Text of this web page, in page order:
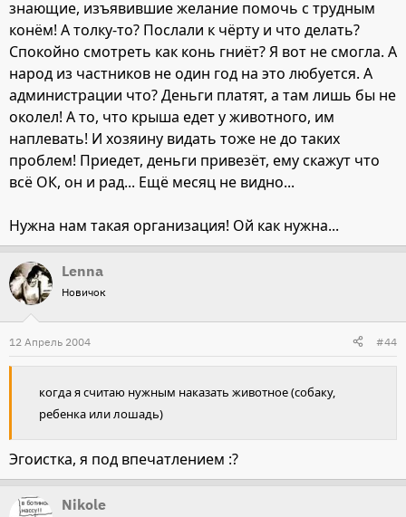
знающие, изъявившие желание помочь с трудным
конём! А толку-то? Послали к чёрту и что делать?
Спокойно смотреть как конь гниёт? Я вот не смогла. А
народ из частников не один год на это любуется. А
администрации что? Деньги платят, а там лишь бы не
околел! А то, что крыша едет у животного, им
наплевать! И хозяину видать тоже не до таких
проблем! Приедет, деньги привезёт, ему скажут что
всё ОК, он и рад... Ещё месяц не видно...
Нужна нам такая организация! Ой как нужна...
Lenna
Новичок
12 Апрель 2004 #44
когда я считаю нужным наказать животное (собаку,
ребенка или лошадь)
Эгоистка, я под впечатлением :?
Nikole